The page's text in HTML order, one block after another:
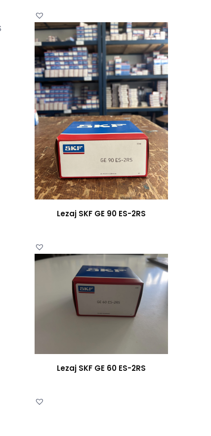
Lezaj SKF GE 90 ES-2RS
Lezaj SKF GE 60 ES-2RS